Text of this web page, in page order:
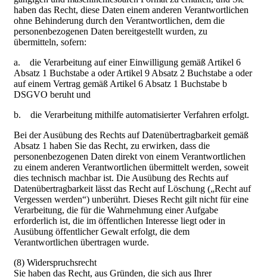
haben das Recht, diese Daten einem anderen Verantwortlichen
ohne Behinderung durch den Verantwortlichen, dem die
personenbezogenen Daten bereitgestellt wurden, zu
übermitteln, sofern:
a. die Verarbeitung auf einer Einwilligung gemäß Artikel 6
Absatz 1 Buchstabe a oder Artikel 9 Absatz 2 Buchstabe a oder
auf einem Vertrag gemäß Artikel 6 Absatz 1 Buchstabe b
DSGVO beruht und
b. die Verarbeitung mithilfe automatisierter Verfahren erfolgt.
Bei der Ausübung des Rechts auf Datenübertragbarkeit gemäß
Absatz 1 haben Sie das Recht, zu erwirken, dass die
personenbezogenen Daten direkt von einem Verantwortlichen
zu einem anderen Verantwortlichen übermittelt werden, soweit
dies technisch machbar ist. Die Ausübung des Rechts auf
Datenübertragbarkeit lässt das Recht auf Löschung („Recht auf
Vergessen werden“) unberührt. Dieses Recht gilt nicht für eine
Verarbeitung, die für die Wahrnehmung einer Aufgabe
erforderlich ist, die im öffentlichen Interesse liegt oder in
Ausübung öffentlicher Gewalt erfolgt, die dem
Verantwortlichen übertragen wurde.
(8) Widerspruchsrecht
Sie haben das Recht, aus Gründen, die sich aus Ihrer